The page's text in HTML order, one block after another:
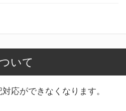
いて
応ができなくなります。